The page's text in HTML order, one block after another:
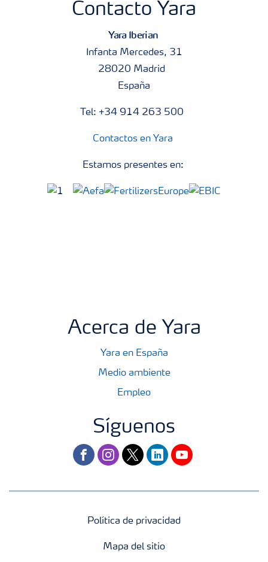
Contacto Yara
Yara Iberian
Infanta Mercedes, 31
28020 Madrid
España
Tel: +34 914 263 500
Contactos en Yara
Estamos presentes en:
Acerca de Yara
Yara en España
Medio ambiente
Empleo
Síguenos
facebookinstagram
twitterlinkedinyoutube
Política de privacidad
Mapa del sitio